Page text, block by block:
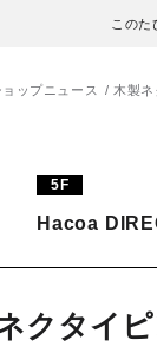
このた
ス
ョップニュース 木製ネ
5F
Hacoa
クタイ